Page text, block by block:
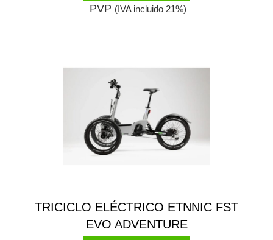
PVP (IVA incluido 21%)
TRICICLO ELÉCTRICO ETNNIC FST
EVO ADVENTURE